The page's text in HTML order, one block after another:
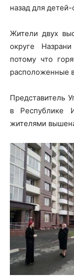
назад для
Жители двух
округе
потому что
расположенные
Представитель
в Республике
жителями